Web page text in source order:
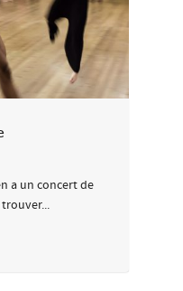
a un concert de